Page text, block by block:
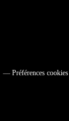
Préférences cookies